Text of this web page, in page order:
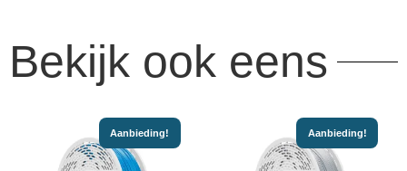
Bekijk ook eens
Aanbieding! Aanbieding!